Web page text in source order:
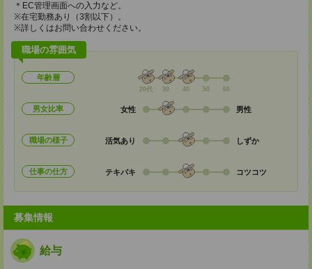
＊EC管理画面への入力など。
※在宅勤務あり（3割以下）。
※詳しくはお問い合わせください。
職場の雰囲気
年齢層
20代 30 40 50 60
男女比率 女性 男性
職場の様子 活気あり しずか
仕事の仕方 テキパキ コツコツ
募集情報
給与